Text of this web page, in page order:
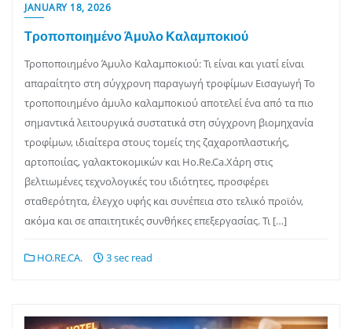
JANUARY 18, 2026
Τροποποιημένο Άμυλο Καλαμποκιού
Τροποποιημένο Άμυλο Καλαμποκιού: Τι είναι και γιατί είναι
απαραίτητο στη σύγχρονη παραγωγή τροφίμων Εισαγωγή Το
τροποποιημένο άμυλο καλαμποκιού αποτελεί ένα από τα πιο
σημαντικά λειτουργικά συστατικά στη σύγχρονη βιομηχανία
τροφίμων, ιδιαίτερα στους τομείς της ζαχαροπλαστικής,
αρτοποιίας, γαλακτοκομικών και Ho.Re.Ca.Χάρη στις
βελτιωμένες τεχνολογικές του ιδιότητες, προσφέρει
σταθερότητα, έλεγχο υφής και συνέπεια στο τελικό προϊόν,
ακόμα και σε απαιτητικές συνθήκες επεξεργασίας. Τι […]
HO.RE.CA. 3 sec read